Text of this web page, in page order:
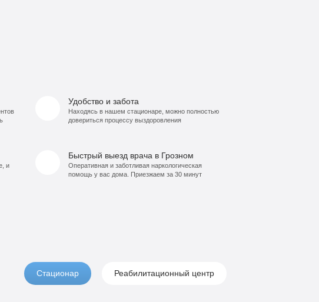
Удобство и забота
Находясь в нашем стационаре, можно полностью
довериться процессу выздоровления
и
Быстрый выезд врача в Грозном
Оперативная и заботливая наркологическая
помощь у вас дома. Приезжаем за 30 минут
Стационар Реабилитационный центр